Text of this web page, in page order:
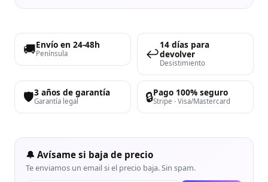
🚚Envío en 24-48h
Península ↩️
14 días para
devolver
Desistimiento
🛡️3 años de garantía
Garantía legal 🔒Pago 100% seguro
Stripe · Visa/Mastercard
🔔 Avísame si baja de precio
Te enviamos un email si el precio baja. Sin spam.